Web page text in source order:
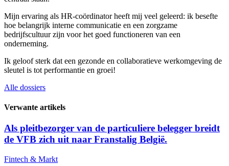
Mijn ervaring als HR-coördinator heeft mij veel geleerd: ik besefte
hoe belangrijk interne communicatie en een zorgzame
bedrijfscultuur zijn voor het goed functioneren van een
onderneming.
Ik geloof sterk dat een gezonde en collaboratieve werkomgeving de
sleutel is tot performantie en groei!
Alle dossiers
Verwante artikels
Als pleitbezorger van de particuliere belegger breidt
de VFB zich uit naar Franstalig België.
Fintech & Markt